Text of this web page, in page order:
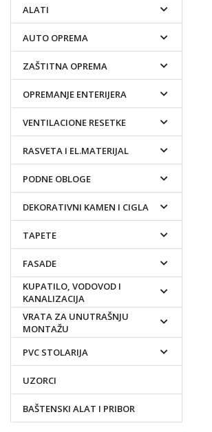
ALATI
AUTO OPREMA
ZAŠTITNA OPREMA
OPREMANJE ENTERIJERA
VENTILACIONE RESETKE
RASVETA I EL.MATERIJAL
PODNE OBLOGE
DEKORATIVNI KAMEN I CIGLA
TAPETE
FASADE
KUPATILO, VODOVOD I
KANALIZACIJA
VRATA ZA UNUTRAŠNJU
MONTAŽU
PVC STOLARIJA
UZORCI
BAŠTENSKI ALAT I PRIBOR